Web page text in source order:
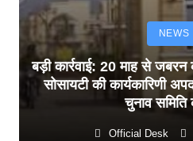
NEWS
बड़ी कार्रवाई: 20 माह से
सोसायटी की कार्यकारिणी
चुनाव समिति
Official Desk